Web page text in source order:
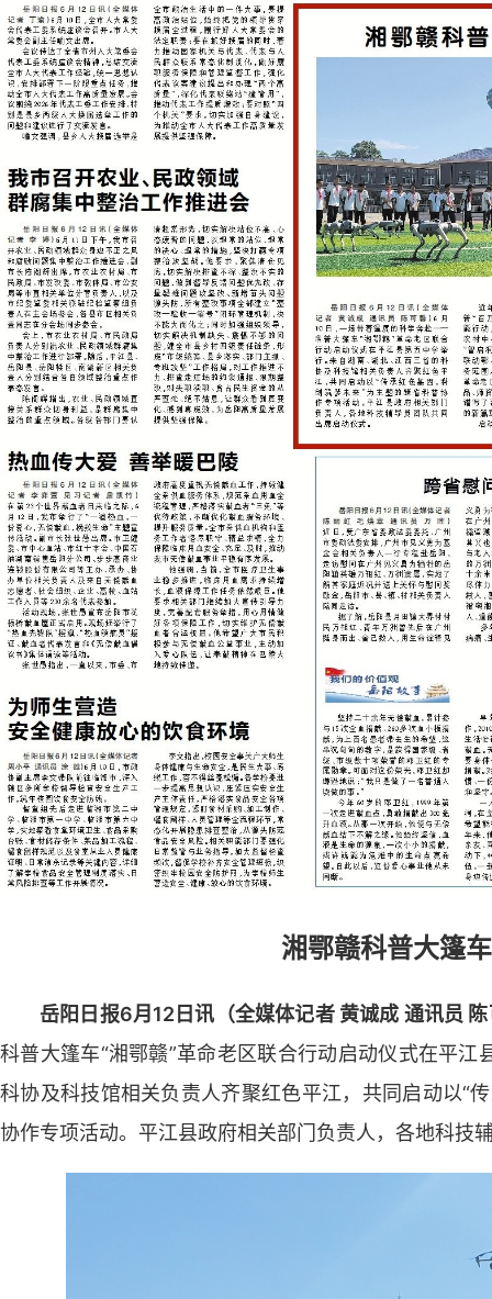
湘鄂赣科普大篷
岳阳日报6月12日讯（全媒体记者 黄诚成 通讯员
科普大篷车“湘鄂赣”革命老区联合行动启动仪式在平
科协及科技馆相关负责人齐聚红色平江，共同启动以“
协作专项活动。平江县政府相关部门负责人，各地科技